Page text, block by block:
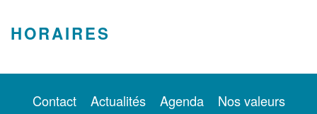
HORAIRES
Contact Actualités Agenda
Nos valeurs